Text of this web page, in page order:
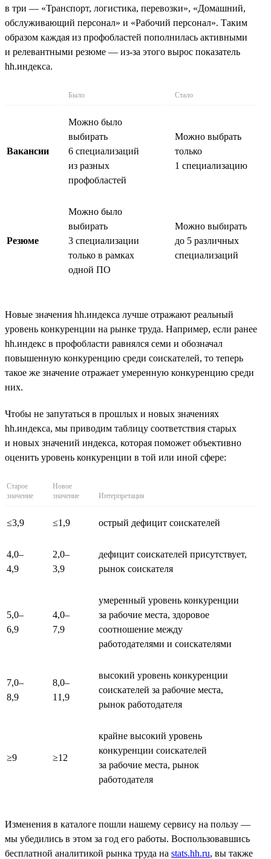
в три — «Транспорт, логистика, перевозки», «Домашний,
обслуживающий персонал» и «Рабочий персонал». Таким
образом каждая из профобластей пополнилась активными
и релевантными резюме — из-за этого вырос показатель
hh.индекса.
Было Стало
Вакансии
Можно было
выбирать
6 специализаций
из разных
профобластей
Можно выбрать
только
1 специализацию
Резюме
Можно было
выбирать
3 специализации
только в рамках
одной ПО
Можно выбирать
до 5 различных
специализаций
Новые значения hh.индекса лучше отражают реальный
уровень конкуренции на рынке труда. Например, если ранее
hh.индекс в профобласти равнялся семи и обозначал
повышенную конкуренцию среди соискателей, то теперь
такое же значение отражает умеренную конкуренцию среди
них.
Чтобы не запутаться в прошлых и новых значениях
hh.индекса, мы приводим таблицу соответствия старых
и новых значений индекса, которая поможет объективно
оценить уровень конкуренции в той или иной сфере:
Старое
значение
Новое
значение
Интерпретация
≤3,9 ≤1,9 острый дефицит соискателей
4,0–
4,9
2,0–
3,9
дефицит соискателей присутствует,
рынок соискателя
5,0–
6,9
4,0–
7,9
умеренный уровень конкуренции
за рабочие места, здоровое
соотношение между
работодателями и соискателями
7,0–
8,9
8,0–
11,9
высокий уровень конкуренции
соискателей за рабочие места,
рынок работодателя
≥9 ≥12
крайне высокий уровень
конкуренции соискателей
за рабочие места, рынок
работодателя
Изменения в каталоге пошли нашему сервису на пользу —
мы убедились в этом за год его работы. Воспользовавшись
бесплатной аналитикой рынка труда на stats.hh.ru, вы также